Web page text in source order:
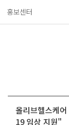
홍보센터
올리브헬스케
19 임상 지원"